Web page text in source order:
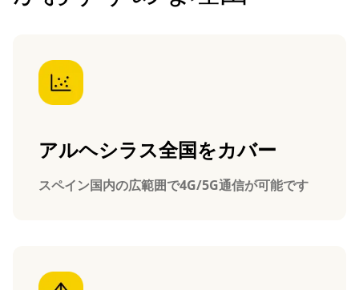
アルヘシラス全国をカバー
スペイン国内の広範囲で4G/5G通信が可能です